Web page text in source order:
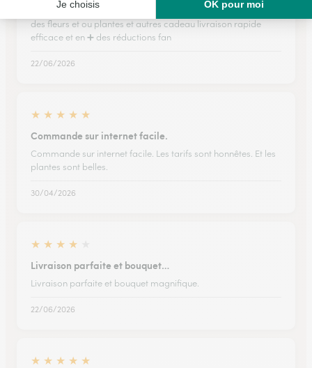
Je met 5 etoile j adore cette enseigne bonne et belle qualité
des fleurs et ou plantes et autres cadeau livraison rapide
efficace et en ➕️ des réductions fan
22/06/2026
★ ★ ★ ★ ★
Commande sur internet facile.
Commande sur internet facile. Les tarifs sont honnêtes. Et les
plantes sont belles.
30/04/2026
★ ★ ★ ★
Livraison parfaite et bouquet…
Livraison parfaite et bouquet magnifique.
22/06/2026
★ ★ ★ ★ ★